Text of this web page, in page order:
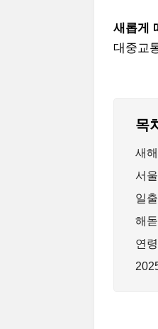
새롭게
대중교
목
새
서
일
해
연